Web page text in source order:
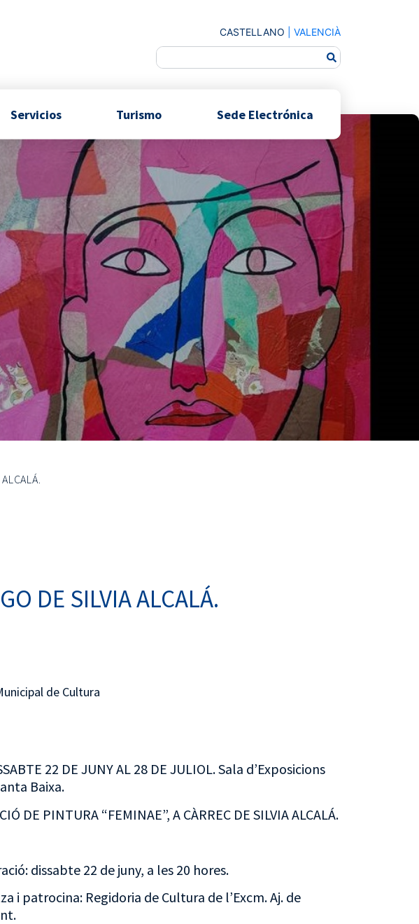
CASTELLANO VALENCIÀ
Servicios Turismo Sede Electrónica
DE SILVIA ALCALÁ.
de Cultura
22 DE JUNY AL 28 DE JULIOL. Sala d’Exposicions
Baixa.
DE PINTURA “FEMINAE”, A CÀRREC DE SILVIA ALCALÁ.
dissabte 22 de juny, a les 20 hores.
i patrocina: Regidoria de Cultura de l’Excm. Aj. de